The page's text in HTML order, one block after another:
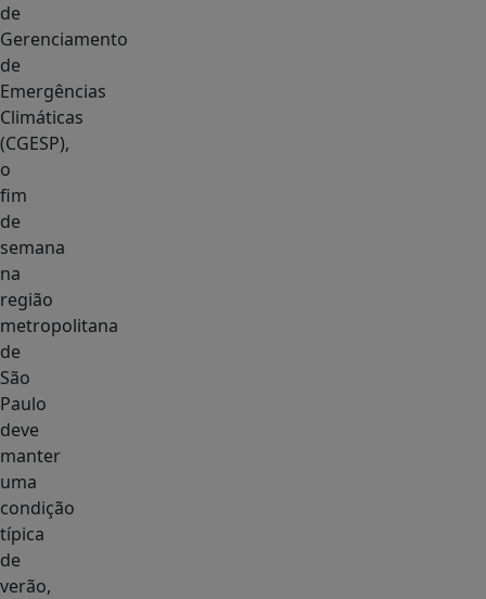
de
Gerenciamento
de
Emergências
Climáticas
(CGESP),
o
fim
de
semana
na
região
metropolitana
de
São
Paulo
deve
manter
uma
condição
típica
de
verão,